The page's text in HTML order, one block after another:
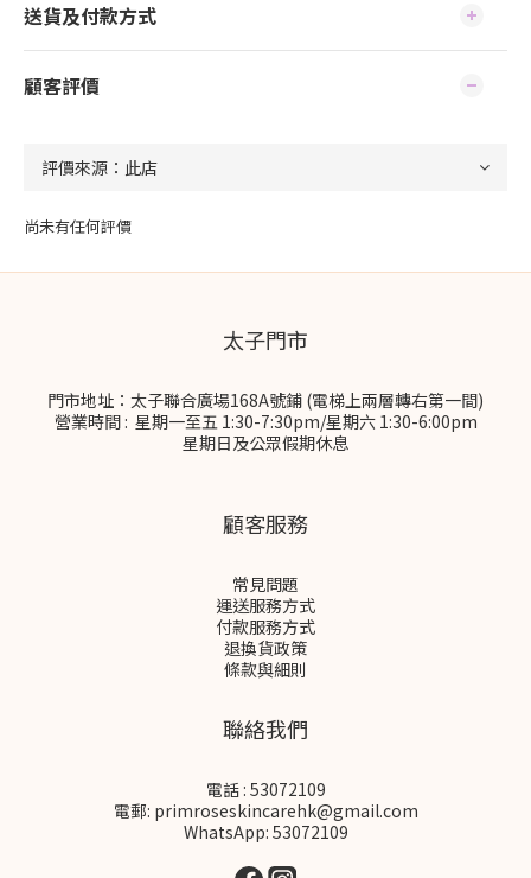
送貨及付款方式
顧客評價
尚未有任何評價
太子門市
門市地址：太子聯合廣場168A號鋪 (電梯上兩層轉右第一間)
營業時間 : 星期一至五 1:30-7:30pm/星期六 1:30-6:00pm
星期日及公眾假期休息
顧客服務
常見問題
運送服務方式
付款服務方式
退換貨政策
條款與細則
聯絡我們
電話 : 53072109
電郵: primroseskincarehk@gmail.com
WhatsApp: 53072109